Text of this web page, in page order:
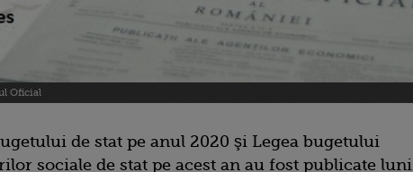
Oficial
de stat pe anul 2020 şi Legea bugetului
sociale de stat pe acest an au fost publicate luni